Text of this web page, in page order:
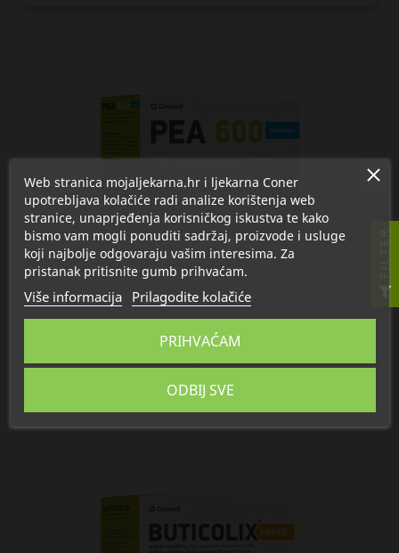
Goodwill PEA 600 Complex granule, dodatak prehrani
39,83 €
 U košaricu
Web stranica mojaljekarna.hr i ljekarna Coner
upotrebljava kolačiće radi analize korištenja web
stranice, unaprjeđenja korisničkog iskustva te kako
bismo vam mogli ponuditi sadržaj, proizvode i usluge
koji najbolje odgovaraju vašim interesima. Za
pristanak pritisnite gumb prihvaćam.
Više informacija Prilagodite kolačiće
ODBIJ SVE
PRIHVAĆAM
FILTER